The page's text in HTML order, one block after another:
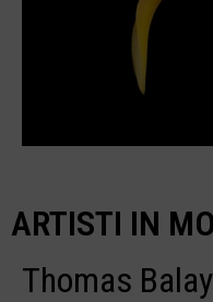
ARTISTI IN
Thomas Balay